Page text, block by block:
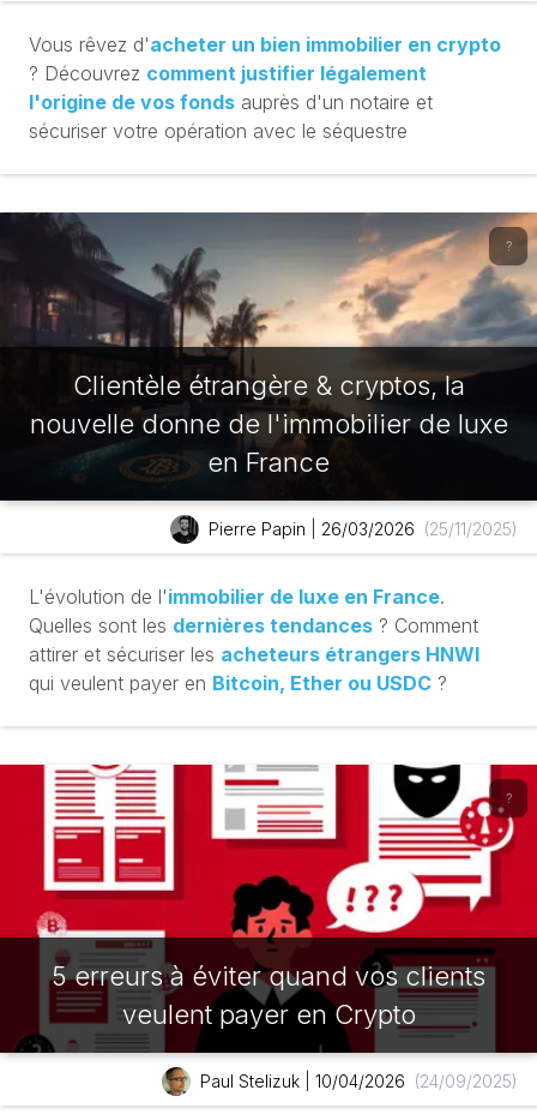
Vous rêvez d'acheter un bien immobilier en crypto
? Découvrez comment justifier légalement
l'origine de vos fonds auprès d'un notaire et
sécuriser votre opération avec le séquestre
?
Clientèle étrangère & cryptos, la
nouvelle donne de l'immobilier de luxe
en France
Pierre Papin 26/03/2026 (25/11/2025)
L'évolution de l'immobilier de luxe en France.
Quelles sont les dernières tendances ? Comment
attirer et sécuriser les acheteurs étrangers HNWI
qui veulent payer en Bitcoin, Ether ou USDC ?
?
5 erreurs à éviter quand vos clients
veulent payer en Crypto
Paul Stelizuk 10/04/2026 (24/09/2025)